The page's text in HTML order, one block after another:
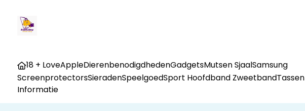
18 + LoveAppleDierenbenodigdhedenGadgetsMutsen SjaalSamsung
ScreenprotectorsSieradenSpeelgoedSport Hoofdband ZweetbandTassen
Informatie